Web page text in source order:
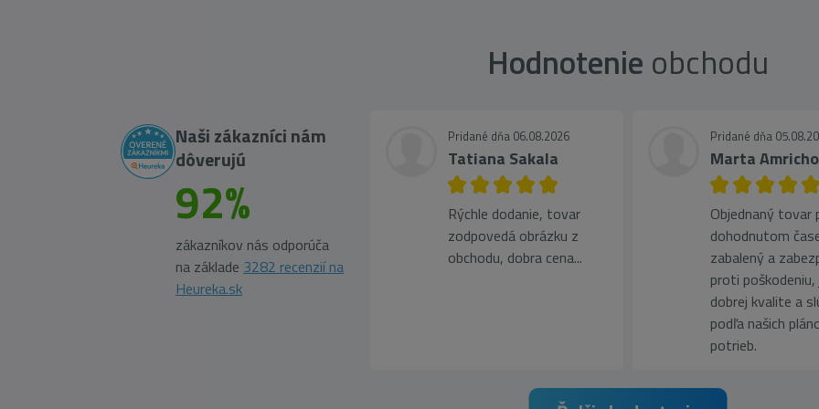
Hodnotenie obchodu
Naši zákazníci nám
dôverujú
92%
zákazníkov nás odporúča
na základe 3282 recenzií na
Heureka.sk
Pridané dňa 06.08.2026
Tatiana Sakala
Rýchle dodanie, tovar
zodpovedá obrázku z
obchodu, dobra cena...
Pridané dňa
Marta
Objednaný tovar
dohodnutom
zabalený a
proti
dobrej kvalite a
podľa našich
potrieb.